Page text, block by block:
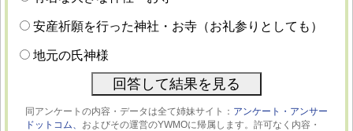
安産祈願を行った神社・お寺（お礼参りとしても）
地元の氏神様
同アンケートの内容・データは全て姉妹サイト： アンケート・アンサー
ドットコム、 およびその運営のYWMOに帰属します。許可なく内容・